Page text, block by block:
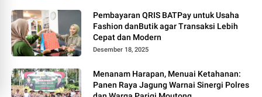
Pembayaran QRIS BATPay untuk Usaha
Fashion danButik agar Transaksi Lebih
Cepat dan Modern
Desember 18, 2025
Menanam Harapan, Menuai Ketahanan:
Panen Raya Jagung Warnai Sinergi Polres